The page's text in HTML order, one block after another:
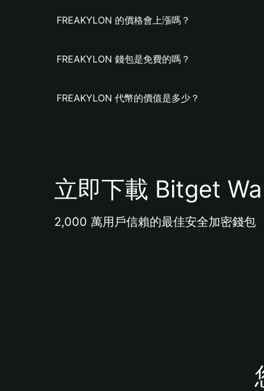
FREAKYLON 的價格會上漲嗎？
FREAKYLON 錢包是免費的嗎？
FREAKYLON 代幣的價值是多少？
立即下載 Bitget
2,000 萬用戶信賴的最佳安全加密錢包